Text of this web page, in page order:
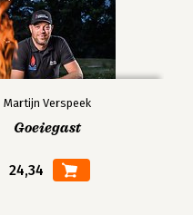
Martijn Verspeek
Goeiegast
24,34